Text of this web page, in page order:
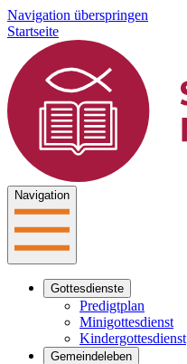
Navigation überspringen
Startseite
Navigation
Gottesdienste
Predigtplan
Minigottesdienst
Kindergottesdienst
Gemeindeleben